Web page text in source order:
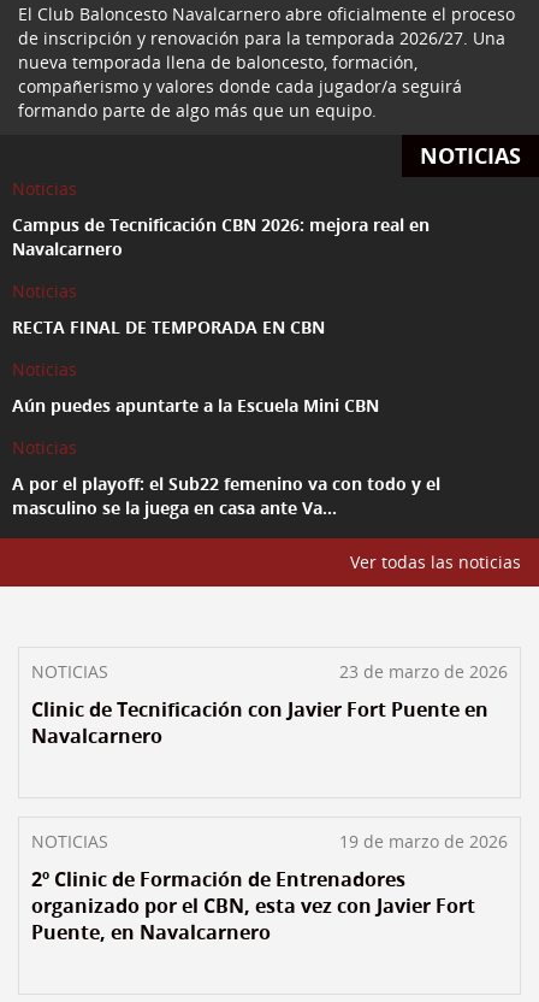
El Club Baloncesto Navalcarnero abre oficialmente el proceso
de inscripción y renovación para la temporada 2026/27. Una
nueva temporada llena de baloncesto, formación,
compañerismo y valores donde cada jugador/a seguirá
formando parte de algo más que un equipo.
NOTICIAS
Noticias
Campus de Tecnificación CBN 2026: mejora real en
Navalcarnero
Noticias
RECTA FINAL DE TEMPORADA EN CBN
Noticias
Aún puedes apuntarte a la Escuela Mini CBN
Noticias
A por el playoff: el Sub22 femenino va con todo y el
masculino se la juega en casa ante Va...
Ver todas las noticias
NOTICIAS 23 de marzo de 2026
Clinic de Tecnificación con Javier Fort Puente en
Navalcarnero
NOTICIAS 19 de marzo de 2026
2º Clinic de Formación de Entrenadores
organizado por el CBN, esta vez con Javier Fort
Puente, en Navalcarnero